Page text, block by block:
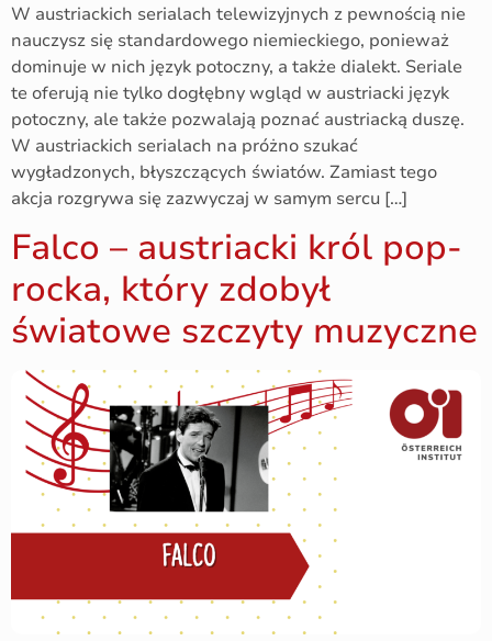
W austriackich serialach telewizyjnych z pewnością nie
nauczysz się standardowego niemieckiego, ponieważ
dominuje w nich język potoczny, a także dialekt. Seriale
te oferują nie tylko dogłębny wgląd w austriacki język
potoczny, ale także pozwalają poznać austriacką duszę.
W austriackich serialach na próżno szukać
wygładzonych, błyszczących światów. Zamiast tego
akcja rozgrywa się zazwyczaj w samym sercu […]
Falco – austriacki król pop-
rocka, który zdobył
światowe szczyty muzyczne